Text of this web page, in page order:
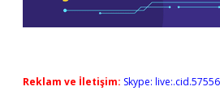
Reklam ve İletişim: Skype: